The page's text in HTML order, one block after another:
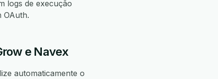
logs de execução
OAuth.
e Navex
automaticamente o